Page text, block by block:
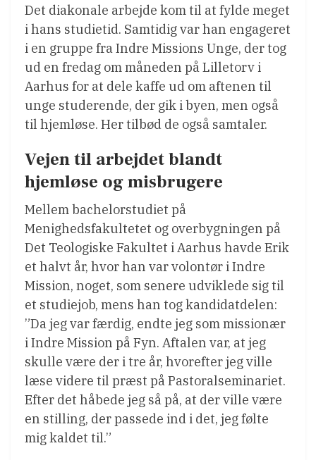
Det diakonale arbejde kom til at fylde meget
i hans studietid. Samtidig var han engageret
i en gruppe fra Indre Missions Unge, der tog
ud en fredag om måneden på Lilletorv i
Aarhus for at dele kaffe ud om aftenen til
unge studerende, der gik i byen, men også
til hjemløse. Her tilbød de også samtaler.
Vejen til arbejdet blandt
hjemløse og misbrugere
Mellem bachelorstudiet på
Menighedsfakultetet og overbygningen på
Det Teologiske Fakultet i Aarhus havde Erik
et halvt år, hvor han var volontør i Indre
Mission, noget, som senere udviklede sig til
et studiejob, mens han tog kandidatdelen:
”Da jeg var færdig, endte jeg som missionær
i Indre Mission på Fyn. Aftalen var, at jeg
skulle være der i tre år, hvorefter jeg ville
læse videre til præst på Pastoralseminariet.
Efter det håbede jeg så på, at der ville være
en stilling, der passede ind i det, jeg følte
mig kaldet til.”